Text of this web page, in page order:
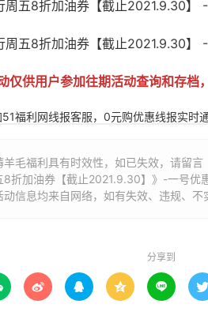
仅供用户参加往期活动查询和存档
51福利网线报客服，0元购优惠线报实时
羊毛福利具有时效性，如已失效，请留言
8折加油券【截止2021.9.30】》-一号优
信息均来自网络，如有失效、违规、
分享到
    